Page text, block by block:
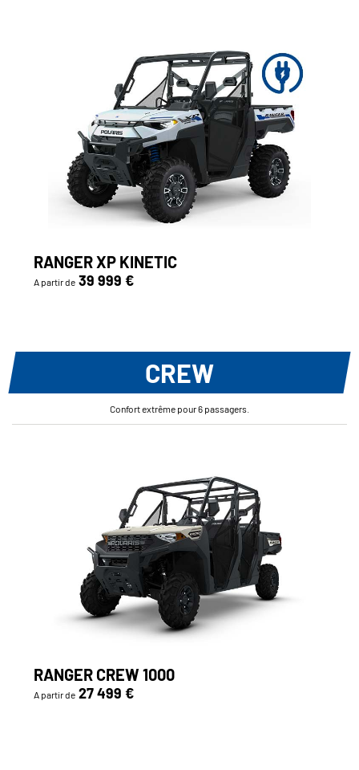
RANGER XP KINETIC
A partir de 39 999 €
CREW
Confort extrême pour 6 passagers.
RANGER CREW 1000
A partir de 27 499 €